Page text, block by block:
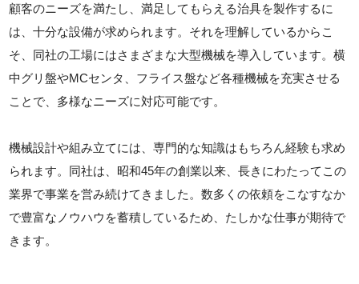
顧客のニーズを満たし、満足してもらえる治具を製作するに
は、十分な設備が求められます。それを理解しているからこ
そ、同社の工場にはさまざまな大型機械を導入しています。横
中グリ盤やMCセンタ、フライス盤など各種機械を充実させる
ことで、多様なニーズに対応可能です。
機械設計や組み立てには、専門的な知識はもちろん経験も求め
られます。同社は、昭和45年の創業以来、長きにわたってこの
業界で事業を営み続けてきました。数多くの依頼をこなすなか
で豊富なノウハウを蓄積しているため、たしかな仕事が期待で
きます。